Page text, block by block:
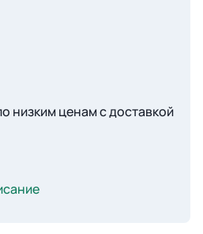
низким ценам с доставкой